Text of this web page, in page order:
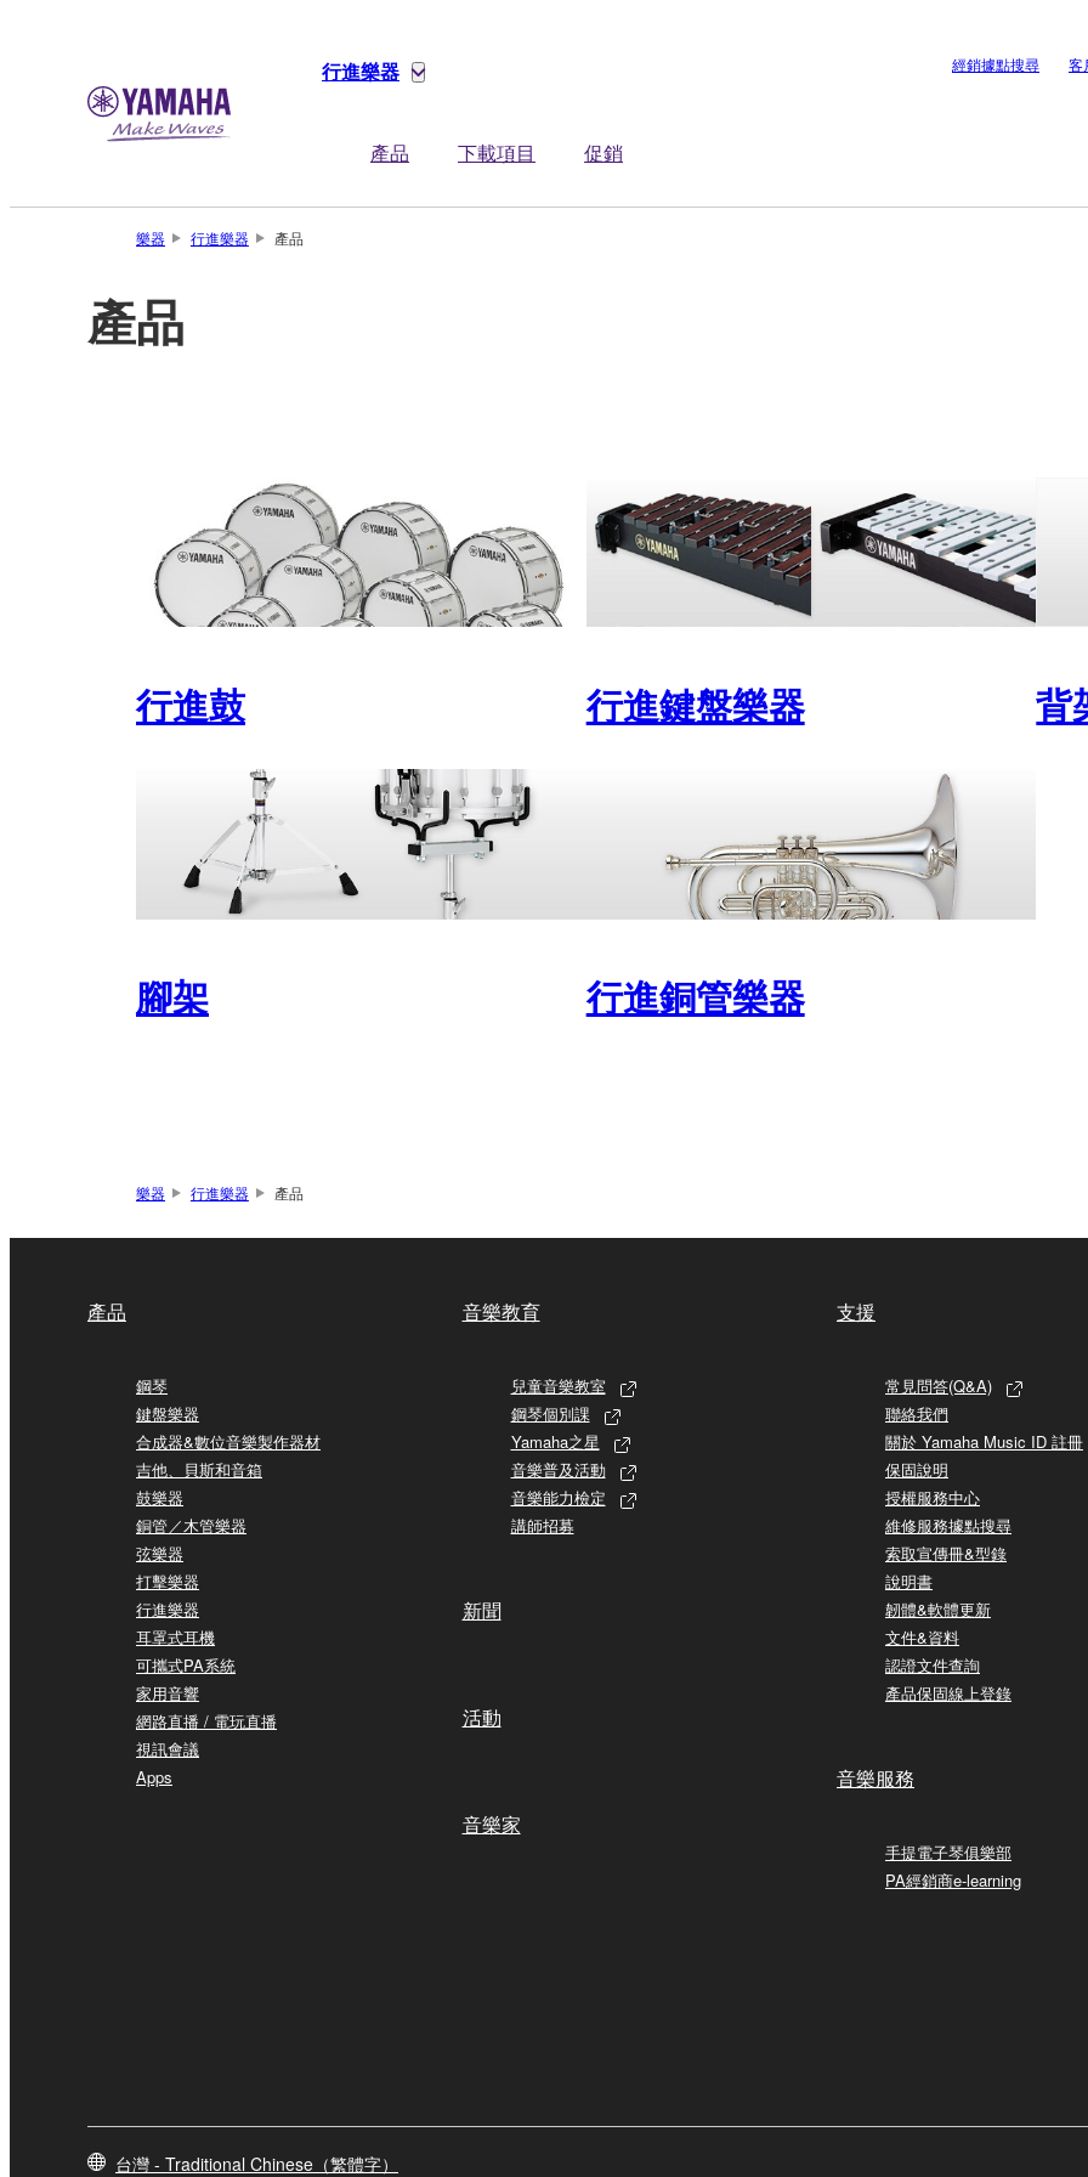
行進樂器
產品 下載項目 促銷
經銷據點搜尋 客
樂器 行進樂器 產品
產品
行進鼓 行進鍵盤樂器 背
腳架 行進銅管樂器
樂器 行進樂器 產品
產品
鋼琴
鍵盤樂器
合成器&數位音樂製作器材
吉他、貝斯和音箱
鼓樂器
銅管／木管樂器
弦樂器
打擊樂器
行進樂器
耳罩式耳機
可攜式PA系統
家用音響
網路直播 / 電玩直播
視訊會議
Apps
音樂教育
兒童音樂教室
鋼琴個別課
Yamaha之星
音樂普及活動
音樂能力檢定
講師招募
新聞
活動
音樂家
支援
常見問答(Q&A)
聯絡我們
關於 Yamaha Music ID 註冊
保固說明
授權服務中心
維修服務據點搜尋
索取宣傳冊&型錄
說明書
韌體&軟體更新
文件&資料
認證文件查詢
產品保固線上登錄
音樂服務
手提電子琴俱樂部
PA經銷商e-learning
台灣 - Traditional Chinese（繁體字）